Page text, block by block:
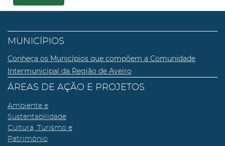
MUNICÍPIOS
Conheça os Municípios que compõem a Comunidade
Intermunicipal da Região de Aveiro
ÁREAS DE AÇÃO E PROJETOS
Ambiente e
Sustentabilidade
Cultura, Turismo e
Património